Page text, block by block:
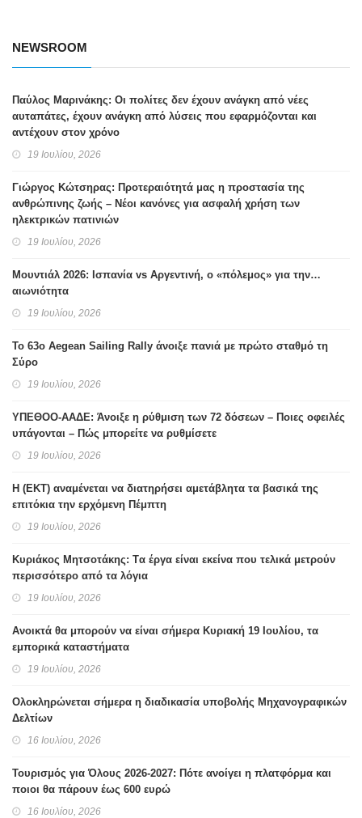
NEWSROOM
Παύλος Μαρινάκης: Οι πολίτες δεν έχουν ανάγκη από νέες
αυταπάτες, έχουν ανάγκη από λύσεις που εφαρμόζονται και
αντέχουν στον χρόνο
19 Ιουλίου, 2026
Γιώργος Κώτσηρας: Προτεραιότητά μας η προστασία της
ανθρώπινης ζωής – Νέοι κανόνες για ασφαλή χρήση των
ηλεκτρικών πατινιών
19 Ιουλίου, 2026
Μουντιάλ 2026: Ισπανία vs Αργεντινή, ο «πόλεμος» για την…
αιωνιότητα
19 Ιουλίου, 2026
Το 63ο Aegean Sailing Rally άνοιξε πανιά με πρώτο σταθμό τη
Σύρο
19 Ιουλίου, 2026
ΥΠΕΘΟΟ-ΑΑΔΕ: Άνοιξε η ρύθμιση των 72 δόσεων – Ποιες οφειλές
υπάγονται – Πώς μπορείτε να ρυθμίσετε
19 Ιουλίου, 2026
H (ΕΚΤ) αναμένεται να διατηρήσει αμετάβλητα τα βασικά της
επιτόκια την ερχόμενη Πέμπτη
19 Ιουλίου, 2026
Κυριάκος Μητσοτάκης: Tα έργα είναι εκείνα που τελικά μετρούν
περισσότερο από τα λόγια
19 Ιουλίου, 2026
Ανοικτά θα μπορούν να είναι σήμερα Κυριακή 19 Ιουλίου, τα
εμπορικά καταστήματα
19 Ιουλίου, 2026
Ολοκληρώνεται σήμερα η διαδικασία υποβολής Μηχανογραφικών
Δελτίων
16 Ιουλίου, 2026
Τουρισμός για Όλους 2026-2027: Πότε ανοίγει η πλατφόρμα και
ποιοι θα πάρουν έως 600 ευρώ
16 Ιουλίου, 2026